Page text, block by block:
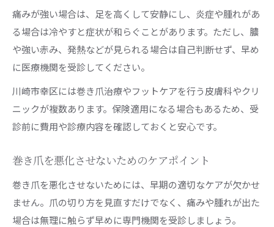
痛みが強い場合は、足を高くして安静にし、炎症や腫れがあ
る場合は冷やすと症状が和らぐことがあります。ただし、膿
や強い赤み、発熱などが見られる場合は自己判断せず、早め
に医療機関を受診してください。
川崎市幸区には巻き爪治療やフットケアを行う皮膚科やクリ
ニックが複数あります。保険適用になる場合もあるため、受
診前に費用や診療内容を確認しておくと安心です。
巻き爪を悪化させないためのケアポイント
巻き爪を悪化させないためには、早期の適切なケアが欠かせ
ません。爪の切り方を見直すだけでなく、痛みや腫れが出た
場合は無理に触らず早めに専門機関を受診しましょう。